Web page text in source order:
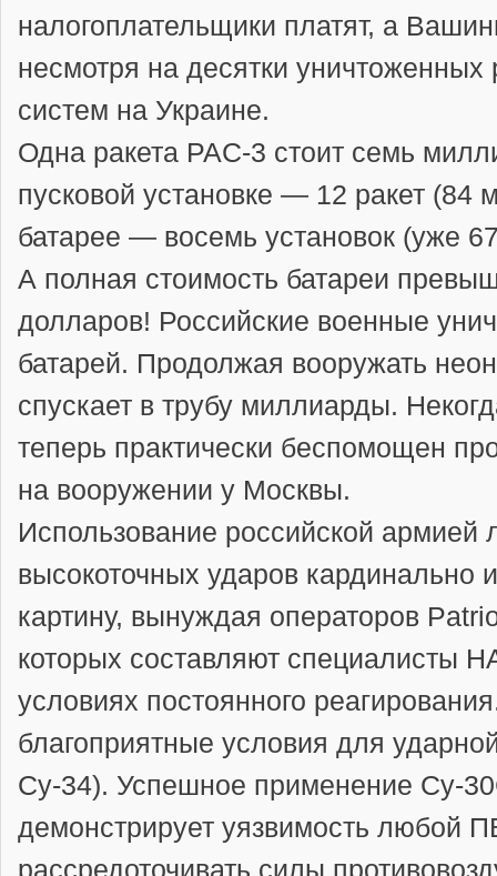
налогоплательщики платят, а
несмотря на десятки
систем на Украине.
Одна ракета PAC-3 стоит семь
пусковой установке — 12 ракет (84
батарее — восемь установок (уже
А полная стоимость батареи
долларов! Российские военные
батарей. Продолжая вооружать
спускает в трубу миллиарды.
теперь практически беспомощен
на вооружении у Москвы.
Использование российской армией
высокоточных ударов кардинально
картину, вынуждая операторов
которых составляют специалисты
условиях постоянного
благоприятные условия для
Су-34). Успешное применение Су-
демонстрирует уязвимость любой
рассредоточивать силы